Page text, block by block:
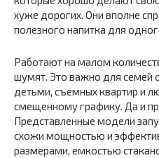
хуже дорогих. Они вполне
полезного напитка для
Работают на малом
шумят. Это важно для семей
детьми, съемных квартир и
смещенному графику. Да и
Представленные модели
схожи мощностью и
размерами, емкостью